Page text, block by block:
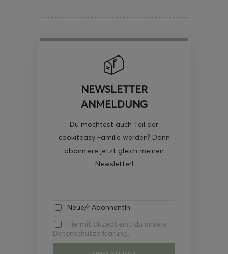
NEWSLETTER
ANMELDUNG
Du möchtest auch Teil der
cookiteasy Familie werden? Dann
abonniere jetzt gleich meinen
Newsletter!
Neue/r AbonnentIn
Hiermit akzeptierst du unsere
Datenschutzerklärung.